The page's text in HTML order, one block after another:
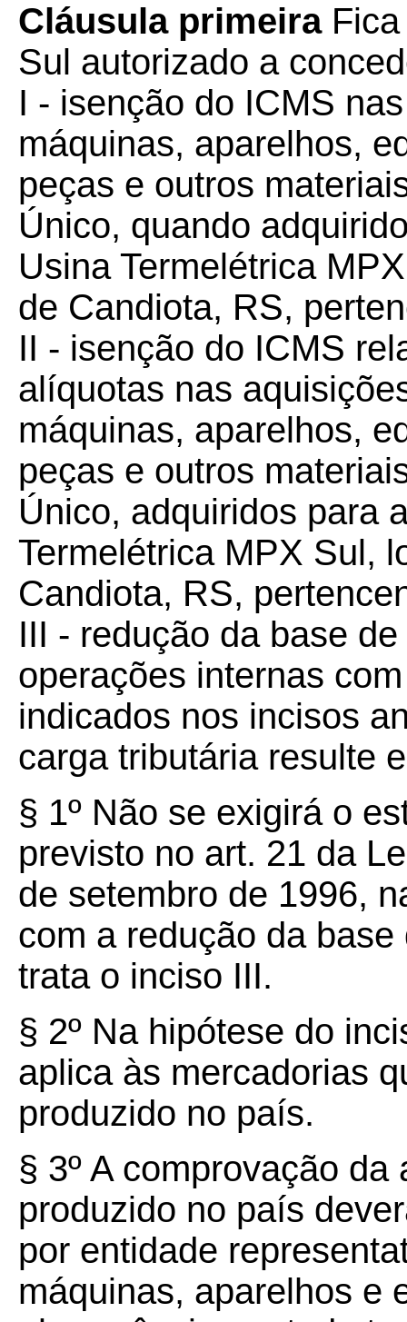
Cláusula primeiraFica
Sul autorizado a
I - isenção do ICMS
máquinas, aparelhos,
peças e outros
Único, quando
Usina Termelétrica
de Candiota, RS,
II - isenção do ICMS
alíquotas nas
máquinas, aparelhos,
peças e outros
Único, adquiridos para
Termelétrica MPX Sul,
Candiota, RS,
III - redução da base
operações internas
indicados nos incisos
carga tributária resulte
§ 1º Não se exigirá o
previsto no art. 21 da
de setembro de 1996,
com a redução da
trata o inciso III.
§ 2º Na hipótese do
aplica às mercadorias
produzido no país.
§ 3º A comprovação
produzido no país
por entidade
máquinas, aparelhos e